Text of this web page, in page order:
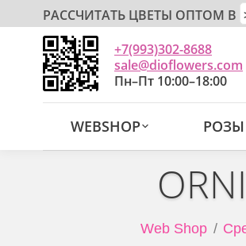
РАССЧИТАТЬ ЦВЕТЫ ОПТОМ В
+7(993)302-8688
sale@dioflowers.com
Пн–Пт 10:00–18:00
WEBSHOP РОЗЫ
Web Shop